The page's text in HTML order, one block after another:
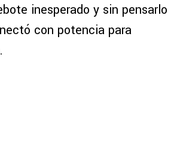
inesperado y sin pensarlo
con potencia para